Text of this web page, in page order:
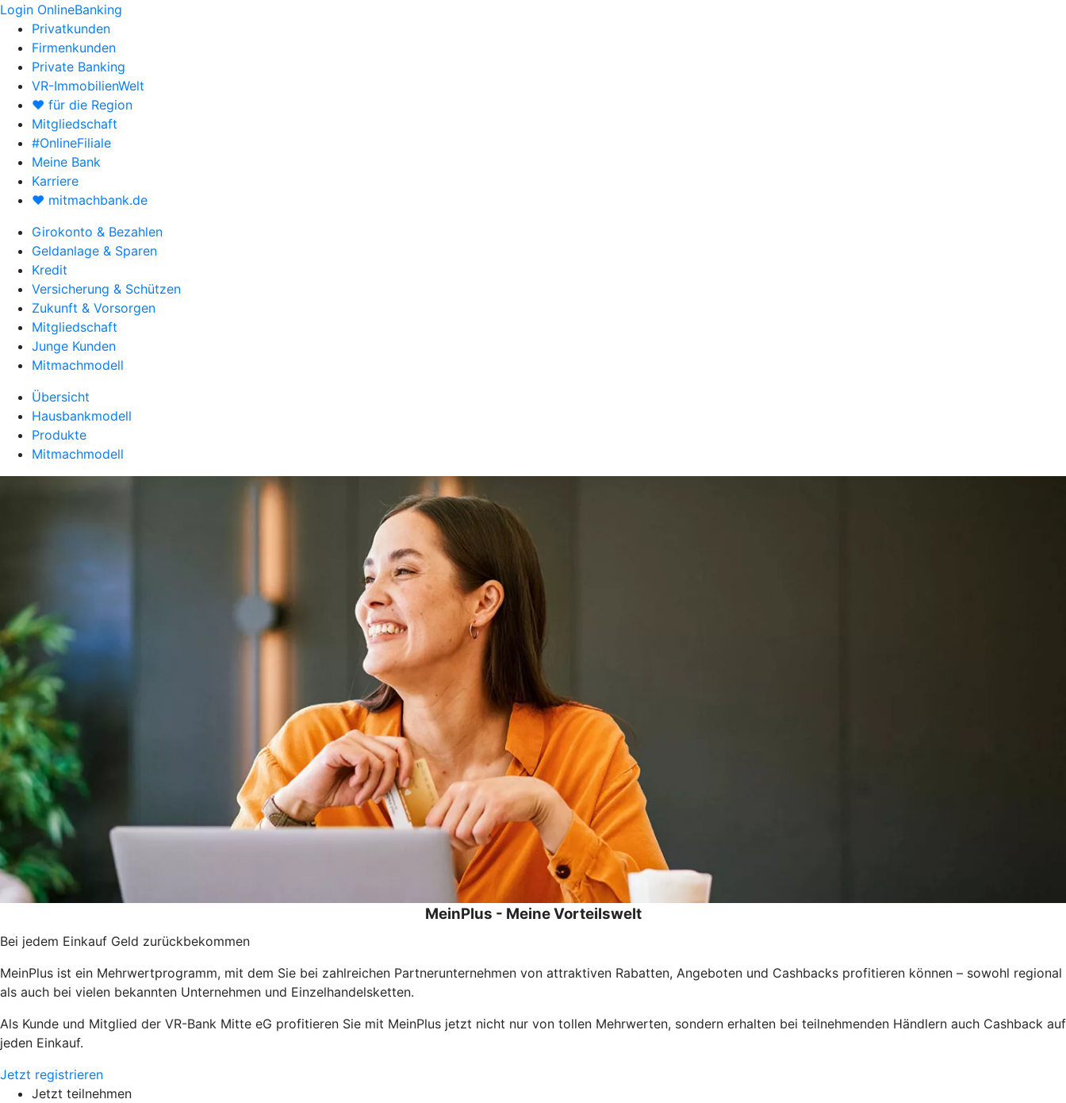
Login OnlineBanking
Privatkunden
Firmenkunden
Private Banking
VR-ImmobilienWelt
♥ für die Region
Mitgliedschaft
#OnlineFiliale
Meine Bank
Karriere
♥ mitmachbank.de
Girokonto & Bezahlen
Geldanlage & Sparen
Kredit
Versicherung & Schützen
Zukunft & Vorsorgen
Mitgliedschaft
Junge Kunden
Mitmachmodell
Übersicht
Hausbankmodell
Produkte
Mitmachmodell
MeinPlus - Meine Vorteilswelt
Bei jedem Einkauf Geld zurückbekommen
MeinPlus ist ein Mehrwertprogramm, mit dem Sie bei zahlreichen Partnerunternehmen von attraktiven Rabatten, Angeboten und Cashbacks profitieren können – sowohl regional
als auch bei vielen bekannten Unternehmen und Einzelhandelsketten.
Als Kunde und Mitglied der VR-Bank Mitte eG profitieren Sie mit MeinPlus jetzt nicht nur von tollen Mehrwerten, sondern erhalten bei teilnehmenden Händlern auch Cashback auf
jeden Einkauf.
Jetzt registrieren
Jetzt teilnehmen